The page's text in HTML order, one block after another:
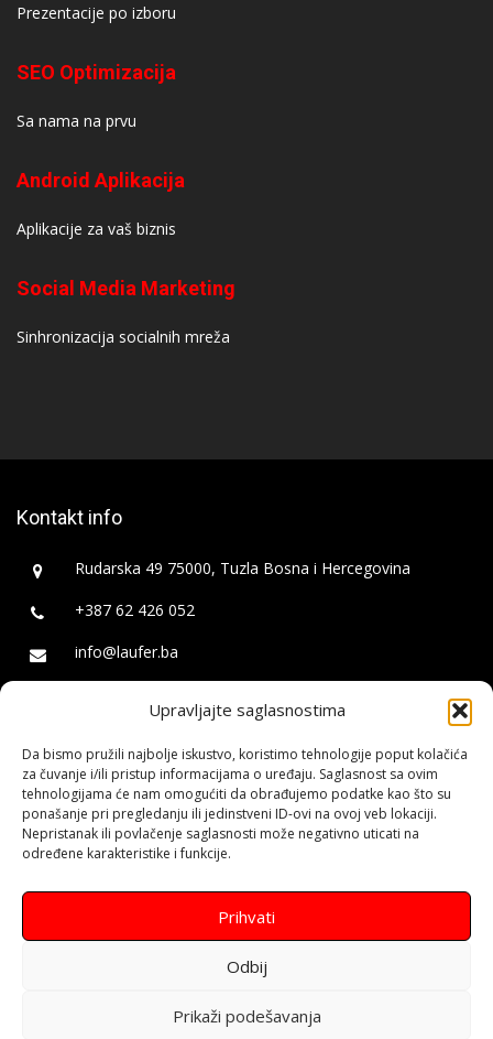
Upravljajte saglasnostima
Da bismo pružili najbolje iskustvo, koristimo tehnologije poput kolačića
za čuvanje i/ili pristup informacijama o uređaju. Saglasnost sa ovim
tehnologijama će nam omogućiti da obrađujemo podatke kao što su
ponašanje pri pregledanju ili jedinstveni ID-ovi na ovoj veb lokaciji.
Nepristanak ili povlačenje saglasnosti može negativno uticati na
određene karakteristike i funkcije.
Prihvati
Odbij
Prikaži podešavanja
Prezentacije po izboru
SEO Optimizacija
Sa nama na prvu
Android Aplikacija
Aplikacije za vaš biznis
Social Media Marketing
Sinhronizacija socialnih mreža
Kontakt info
Rudarska 49 75000, Tuzla Bosna i Hercegovina
+387 62 426 052
info@laufer.ba
Izrada web stranica za mala, srednja i velika preduzeća kao i za
javne ličnosti. Izrada Web Shopa - Online trgovine. Logo dizajn i
brendiranje. Izrada Android aplikacija. SEO optimizacija web
stranica i rangiranje na Google pretraživaču. Social Media